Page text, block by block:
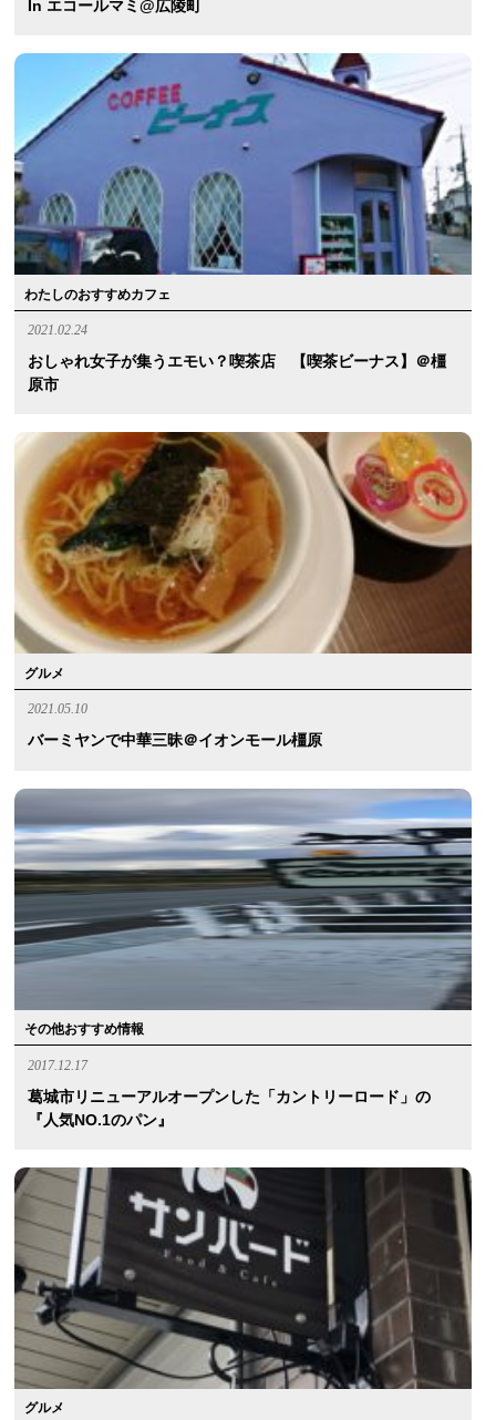
In エコールマミ@広陵町
わたしのおすすめカフェ
2021.02.24
おしゃれ女子が集うエモい？喫茶店 【喫茶ビーナス】＠橿
原市
グルメ
2021.05.10
バーミヤンで中華三昧＠イオンモール橿原
その他おすすめ情報
2017.12.17
葛城市リニューアルオープンした「カントリーロード」の
『人気NO.1のパン』
グルメ